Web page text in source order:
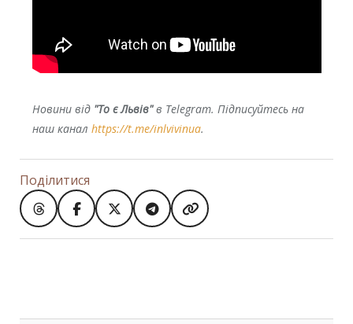
Новини від "То є Львів"в Telegram. Підписуйтесь на
наш канал https://t.me/inlvivinua.
Поділитися